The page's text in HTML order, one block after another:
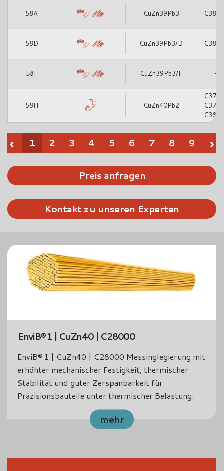
58A CuZn39Pb3
58D CuZn39Pb3/D
58F CuZn39Pb3/F -
58H CuZn40Pb2
‹ 1 2 3 4 5 6 7 8 9 ›
Preis anfragen
Kontakt zu unseren Experten
mit
thermischer
für
Belastung.
EnviB®158 | CuZn42 |
EnviB®158 | CuZn42 |
Legierung mit
Maßstabilität und
hochpräzise Anwendungen.